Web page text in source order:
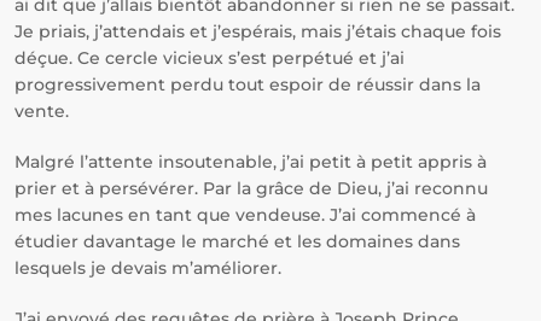
ai dit que j’allais bientôt abandonner si rien ne se passait.
Je priais, j’attendais et j’espérais, mais j’étais chaque fois
déçue. Ce cercle vicieux s’est perpétué et j’ai
progressivement perdu tout espoir de réussir dans la
vente.
Malgré l’attente insoutenable, j’ai petit à petit appris à
prier et à persévérer. Par la grâce de Dieu, j’ai reconnu
mes lacunes en tant que vendeuse. J’ai commencé à
étudier davantage le marché et les domaines dans
lesquels je devais m’améliorer.